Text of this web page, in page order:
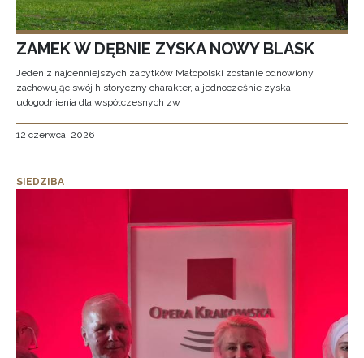
ZAMEK W DĘBNIE ZYSKA NOWY BLASK
Jeden z najcenniejszych zabytków Małopolski zostanie odnowiony,
zachowując swój historyczny charakter, a jednocześnie zyska
udogodnienia dla współczesnych zw
12 czerwca, 2026
SIEDZIBA